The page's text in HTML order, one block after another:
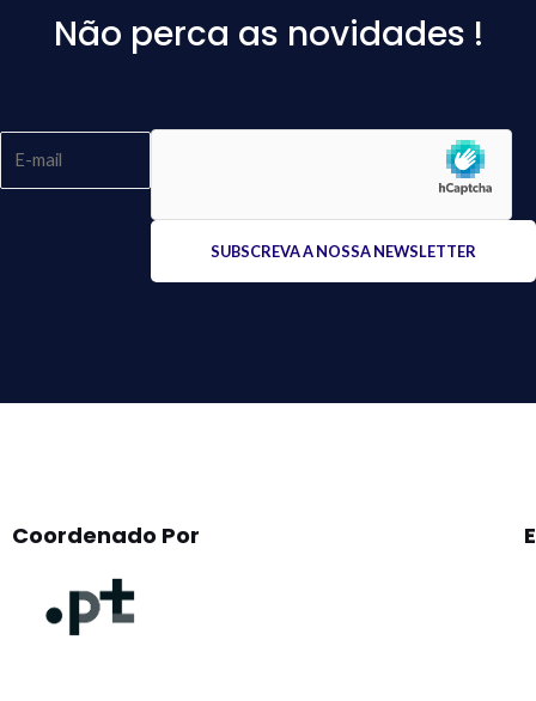
Não perca as novidades !
Coordenado Por